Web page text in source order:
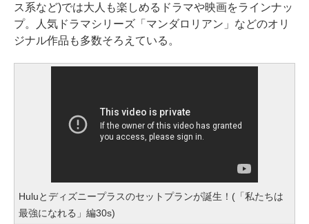
ス系など)では大人も楽しめるドラマや映画をラインナッ
プ。人気ドラマシリーズ「マンダロリアン」などのオリ
ジナル作品も多数そろえている。
Huluとディズニープラスのセットプランが誕生！(「私たちは
最強になれる」編30s)